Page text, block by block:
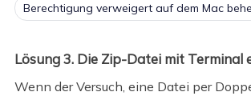
Berechtigung verweigert auf dem Mac
Lösung 3. Die Zip-Datei mit Terminal
Wenn der Versuch, eine Datei per